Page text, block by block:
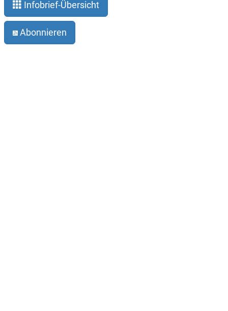
Infobrief-Übersicht
Abonnieren